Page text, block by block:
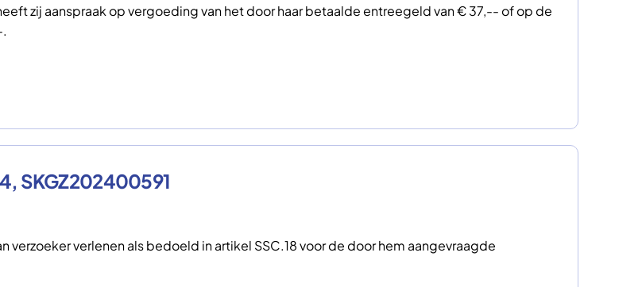
zij aanspraak op vergoeding van het door haar betaalde entreegeld van € 37,-- of op de
SKGZ202400591
verlenen als bedoeld in artikel SSC.18 voor de door hem aangevraagde